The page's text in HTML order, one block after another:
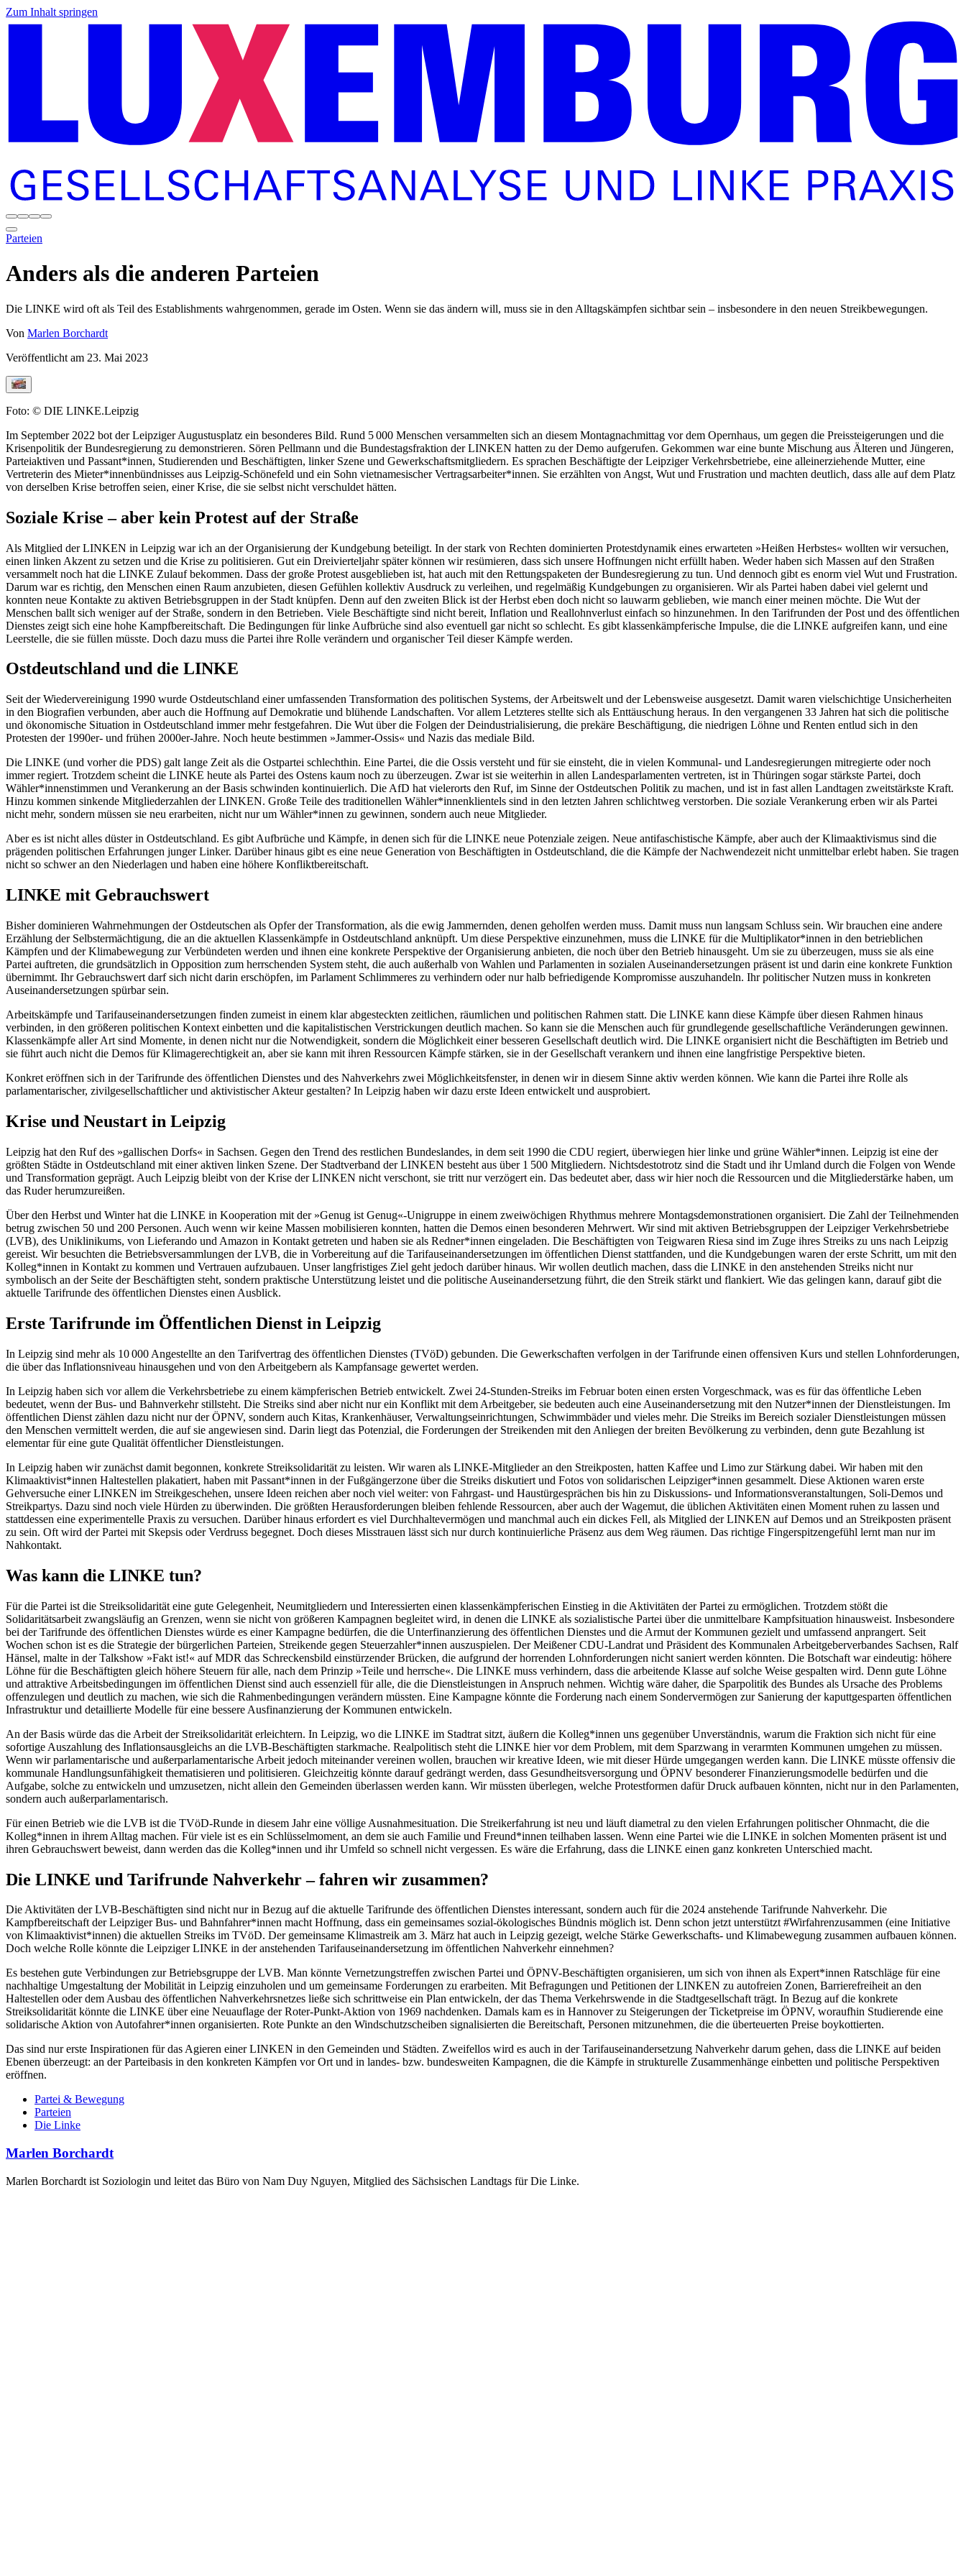
Zum Inhalt springen
Parteien
Anders als die anderen Parteien
Die LINKE wird oft als Teil des Establishments wahrgenommen, gerade im Osten. Wenn sie das ändern will, muss sie in den Alltagskämpfen sichtbar sein – insbesondere in den neuen Streikbewegungen.
Von Marlen Borchardt
Veröffentlicht am 23. Mai 2023
Foto: © DIE LINKE.Leipzig
Im September 2022 bot der Leipziger Augustusplatz ein besonderes Bild. Rund 5 000 Menschen versammelten sich an diesem Montagnachmittag vor dem Opernhaus, um gegen die Preissteigerungen und die
Krisenpolitik der Bundesregierung zu demonstrieren. Sören Pellmann und die Bundestagsfraktion der LINKEN hatten zu der Demo aufgerufen. Gekommen war eine bunte Mischung aus Älteren und Jüngeren,
Parteiaktiven und Passant*innen, Studierenden und Beschäftigten, linker Szene und Gewerkschaftsmitgliedern. Es sprachen Beschäftigte der Leipziger Verkehrsbetriebe, eine alleinerziehende Mutter, eine
Vertreterin des Mieter*innenbündnisses aus Leipzig-Schönefeld und ein Sohn vietnamesischer Vertragsarbeiter*innen. Sie erzählten von Angst, Wut und Frustration und machten deutlich, dass alle auf dem Platz
von derselben Krise betroffen seien, einer Krise, die sie selbst nicht verschuldet hätten.
Soziale Krise – aber kein Protest auf der Straße
Als Mitglied der LINKEN in Leipzig war ich an der Organisierung der Kundgebung beteiligt. In der stark von Rechten dominierten Protestdynamik eines erwarteten »Heißen Herbstes« wollten wir versuchen,
einen linken Akzent zu setzen und die Krise zu politisieren. Gut ein Dreivierteljahr später können wir resümieren, dass sich unsere Hoffnungen nicht erfüllt haben. Weder haben sich Massen auf den Straßen
versammelt noch hat die LINKE Zulauf bekommen. Dass der große Protest ausgeblieben ist, hat auch mit den Rettungspaketen der Bundesregierung zu tun. Und dennoch gibt es enorm viel Wut und Frustration.
Darum war es richtig, den Menschen einen Raum anzubieten, diesen Gefühlen kollektiv Ausdruck zu verleihen, und regelmäßig Kundgebungen zu organisieren. Wir als Partei haben dabei viel gelernt und
konnten neue Kontakte zu aktiven Betriebsgruppen in der Stadt knüpfen. Denn auf den zweiten Blick ist der Herbst eben doch nicht so lauwarm geblieben, wie manch einer meinen möchte. Die Wut der
Menschen ballt sich weniger auf der Straße, sondern in den Betrieben. Viele Beschäftigte sind nicht bereit, Inflation und Reallohnverlust einfach so hinzunehmen. In den Tarifrunden der Post und des öffentlichen
Dienstes zeigt sich eine hohe Kampfbereitschaft. Die Bedingungen für linke Aufbrüche sind also eventuell gar nicht so schlecht. Es gibt klassenkämpferische Impulse, die die LINKE aufgreifen kann, und eine
Leerstelle, die sie füllen müsste. Doch dazu muss die Partei ihre Rolle verändern und organischer Teil dieser Kämpfe werden.
Ostdeutschland und die LINKE
Seit der Wiedervereinigung 1990 wurde Ostdeutschland einer umfassenden Transformation des politischen Systems, der Arbeitswelt und der Lebensweise ausgesetzt. Damit waren vielschichtige Unsicherheiten
in den Biografien verbunden, aber auch die Hoffnung auf Demokratie und blühende Landschaften. Vor allem Letzteres stellte sich als Enttäuschung heraus. In den vergangenen 33 Jahren hat sich die politische
und ökonomische Situation in Ostdeutschland immer mehr festgefahren. Die Wut über die Folgen der Deindustrialisierung, die prekäre Beschäftigung, die niedrigen Löhne und Renten entlud sich in den
Protesten der 1990er- und frühen 2000er-Jahre. Noch heute bestimmen »Jammer-Ossis« und Nazis das mediale Bild.
Die LINKE (und vorher die PDS) galt lange Zeit als die Ostpartei schlechthin. Eine Partei, die die Ossis versteht und für sie einsteht, die in vielen Kommunal- und Landesregierungen mitregierte oder noch
immer regiert. Trotzdem scheint die LINKE heute als Partei des Ostens kaum noch zu überzeugen. Zwar ist sie weiterhin in allen Landesparlamenten vertreten, ist in Thüringen sogar stärkste Partei, doch
Wähler*innenstimmen und Verankerung an der Basis schwinden kontinuierlich. Die AfD hat vielerorts den Ruf, im Sinne der Ostdeutschen Politik zu machen, und ist in fast allen Landtagen zweitstärkste Kraft.
Hinzu kommen sinkende Mitgliederzahlen der LINKEN. Große Teile des traditionellen Wähler*innenklientels sind in den letzten Jahren schlichtweg verstorben. Die soziale Verankerung erben wir als Partei
nicht mehr, sondern müssen sie neu erarbeiten, nicht nur um Wähler*innen zu gewinnen, sondern auch neue Mitglieder.
Aber es ist nicht alles düster in Ostdeutschland. Es gibt Aufbrüche und Kämpfe, in denen sich für die LINKE neue Potenziale zeigen. Neue antifaschistische Kämpfe, aber auch der Klimaaktivismus sind die
prägenden politischen Erfahrungen junger Linker. Darüber hinaus gibt es eine neue Generation von Beschäftigten in Ostdeutschland, die die Kämpfe der Nachwendezeit nicht unmittelbar erlebt haben. Sie tragen
nicht so schwer an den Niederlagen und haben eine höhere Konfliktbereitschaft.
LINKE mit Gebrauchswert
Bisher dominieren Wahrnehmungen der Ostdeutschen als Opfer der Transformation, als die ewig Jammernden, denen geholfen werden muss. Damit muss nun langsam Schluss sein. Wir brauchen eine andere
Erzählung der Selbstermächtigung, die an die aktuellen Klassenkämpfe in Ostdeutschland anknüpft. Um diese Perspektive einzunehmen, muss die LINKE für die Multiplikator*innen in den betrieblichen
Kämpfen und der Klimabewegung zur Verbündeten werden und ihnen eine konkrete Perspektive der Organisierung anbieten, die noch über den Betrieb hinausgeht. Um sie zu überzeugen, muss sie als eine
Partei auftreten, die grundsätzlich in Opposition zum herrschenden System steht, die auch außerhalb von Wahlen und Parlamenten in sozialen Auseinandersetzungen präsent ist und darin eine konkrete Funktion
übernimmt. Ihr Gebrauchswert darf sich nicht darin erschöpfen, im Parlament Schlimmeres zu verhindern oder nur halb befriedigende Kompromisse auszuhandeln. Ihr politischer Nutzen muss in konkreten
Auseinandersetzungen spürbar sein.
Arbeitskämpfe und Tarifauseinandersetzungen finden zumeist in einem klar abgesteckten zeitlichen, räumlichen und politischen Rahmen statt. Die LINKE kann diese Kämpfe über diesen Rahmen hinaus
verbinden, in den größeren politischen Kontext einbetten und die kapitalistischen Verstrickungen deutlich machen. So kann sie die Menschen auch für grundlegende gesellschaftliche Veränderungen gewinnen.
Klassenkämpfe aller Art sind Momente, in denen nicht nur die Notwendigkeit, sondern die Möglichkeit einer besseren Gesellschaft deutlich wird. Die LINKE organisiert nicht die Beschäftigten im Betrieb und
sie führt auch nicht die Demos für Klimagerechtigkeit an, aber sie kann mit ihren Ressourcen Kämpfe stärken, sie in der Gesellschaft verankern und ihnen eine langfristige Perspektive bieten.
Konkret eröffnen sich in der Tarifrunde des öffentlichen Dienstes und des Nahverkehrs zwei Möglichkeitsfenster, in denen wir in diesem Sinne aktiv werden können. Wie kann die Partei ihre Rolle als
parlamentarischer, zivilgesellschaftlicher und aktivistischer Akteur gestalten? In Leipzig haben wir dazu erste Ideen entwickelt und ausprobiert.
Krise und Neustart in Leipzig
Leipzig hat den Ruf des »gallischen Dorfs« in Sachsen. Gegen den Trend des restlichen Bundeslandes, in dem seit 1990 die CDU regiert, überwiegen hier linke und grüne Wähler*innen. Leipzig ist eine der
größten Städte in Ostdeutschland mit einer aktiven linken Szene. Der Stadtverband der LINKEN besteht aus über 1 500 Mitgliedern. Nichtsdestotrotz sind die Stadt und ihr Umland durch die Folgen von Wende
und Transformation geprägt. Auch Leipzig bleibt von der Krise der LINKEN nicht verschont, sie tritt nur verzögert ein. Das bedeutet aber, dass wir hier noch die Ressourcen und die Mitgliederstärke haben, um
das Ruder herumzureißen.
Über den Herbst und Winter hat die LINKE in Kooperation mit der »Genug ist Genug«-Unigruppe in einem zweiwöchigen Rhythmus mehrere Montagsdemonstrationen organisiert. Die Zahl der Teilnehmenden
betrug zwischen 50 und 200 Personen. Auch wenn wir keine Massen mobilisieren konnten, hatten die Demos einen besonderen Mehrwert. Wir sind mit aktiven Betriebsgruppen der Leipziger Verkehrsbetriebe
(LVB), des Uniklinikums, von Lieferando und Amazon in Kontakt getreten und haben sie als Redner*innen eingeladen. Die Beschäftigten von Teigwaren Riesa sind im Zuge ihres Streiks zu uns nach Leipzig
gereist. Wir besuchten die Betriebsversammlungen der LVB, die in Vorbereitung auf die Tarifauseinandersetzungen im öffentlichen Dienst stattfanden, und die Kundgebungen waren der erste Schritt, um mit den
Kolleg*innen in Kontakt zu kommen und Vertrauen aufzubauen. Unser langfristiges Ziel geht jedoch darüber hinaus. Wir wollen deutlich machen, dass die LINKE in den anstehenden Streiks nicht nur
symbolisch an der Seite der Beschäftigten steht, sondern praktische Unterstützung leistet und die politische Auseinandersetzung führt, die den Streik stärkt und flankiert. Wie das gelingen kann, darauf gibt die
aktuelle Tarifrunde des öffentlichen Dienstes einen Ausblick.
Erste Tarifrunde im Öffentlichen Dienst in Leipzig
In Leipzig sind mehr als 10 000 Angestellte an den Tarifvertrag des öffentlichen Dienstes (TVöD) gebunden. Die Gewerkschaften verfolgen in der Tarifrunde einen offensiven Kurs und stellen Lohnforderungen,
die über das Inflationsniveau hinausgehen und von den Arbeitgebern als Kampfansage gewertet werden.
In Leipzig haben sich vor allem die Verkehrsbetriebe zu einem kämpferischen Betrieb entwickelt. Zwei 24-Stunden-Streiks im Februar boten einen ersten Vorgeschmack, was es für das öffentliche Leben
bedeutet, wenn der Bus- und Bahnverkehr stillsteht. Die Streiks sind aber nicht nur ein Konflikt mit dem Arbeitgeber, sie bedeuten auch eine Auseinandersetzung mit den Nutzer*innen der Dienstleistungen. Im
öffentlichen Dienst zählen dazu nicht nur der ÖPNV, sondern auch Kitas, Krankenhäuser, Verwaltungseinrichtungen, Schwimmbäder und vieles mehr. Die Streiks im Bereich sozialer Dienstleistungen müssen
den Menschen vermittelt werden, die auf sie angewiesen sind. Darin liegt das Potenzial, die Forderungen der Streikenden mit den Anliegen der breiten Bevölkerung zu verbinden, denn gute Bezahlung ist
elementar für eine gute Qualität öffentlicher Dienstleistungen.
In Leipzig haben wir zunächst damit begonnen, konkrete Streiksolidarität zu leisten. Wir waren als LINKE-Mitglieder an den Streikposten, hatten Kaffee und Limo zur Stärkung dabei. Wir haben mit den
Klimaaktivist*innen Haltestellen plakatiert, haben mit Passant*innen in der Fußgängerzone über die Streiks diskutiert und Fotos von solidarischen Leipziger*innen gesammelt. Diese Aktionen waren erste
Gehversuche einer LINKEN im Streikgeschehen, unsere Ideen reichen aber noch viel weiter: von Fahrgast- und Haustürgesprächen bis hin zu Diskussions- und Informationsveranstaltungen, Soli-Demos und
Streikpartys. Dazu sind noch viele Hürden zu überwinden. Die größten Herausforderungen bleiben fehlende Ressourcen, aber auch der Wagemut, die üblichen Aktivitäten einen Moment ruhen zu lassen und
stattdessen eine experimentelle Praxis zu versuchen. Darüber hinaus erfordert es viel Durchhaltevermögen und manchmal auch ein dickes Fell, als Mitglied der LINKEN auf Demos und an Streikposten präsent
zu sein. Oft wird der Partei mit Skepsis oder Verdruss begegnet. Doch dieses Misstrauen lässt sich nur durch kontinuierliche Präsenz aus dem Weg räumen. Das richtige Fingerspitzengefühl lernt man nur im
Nahkontakt.
Was kann die LINKE tun?
Für die Partei ist die Streiksolidarität eine gute Gelegenheit, Neumitgliedern und Interessierten einen klassenkämpferischen Einstieg in die Aktivitäten der Partei zu ermöglichen. Trotzdem stößt die
Solidaritätsarbeit zwangsläufig an Grenzen, wenn sie nicht von größeren Kampagnen begleitet wird, in denen die LINKE als sozialistische Partei über die unmittelbare Kampfsituation hinausweist. Insbesondere
bei der Tarifrunde des öffentlichen Dienstes würde es einer Kampagne bedürfen, die die Unterfinanzierung des öffentlichen Dienstes und die Armut der Kommunen gezielt und umfassend anprangert. Seit
Wochen schon ist es die Strategie der bürgerlichen Parteien, Streikende gegen Steuerzahler*innen auszuspielen. Der Meißener CDU-Landrat und Präsident des Kommunalen Arbeitgeberverbandes Sachsen, Ralf
Hänsel, malte in der Talkshow »Fakt ist!« auf MDR das Schreckensbild einstürzender Brücken, die aufgrund der horrenden Lohnforderungen nicht saniert werden könnten. Die Botschaft war eindeutig: höhere
Löhne für die Beschäftigten gleich höhere Steuern für alle, nach dem Prinzip »Teile und herrsche«. Die LINKE muss verhindern, dass die arbeitende Klasse auf solche Weise gespalten wird. Denn gute Löhne
und attraktive Arbeitsbedingungen im öffentlichen Dienst sind auch essenziell für alle, die die Dienstleistungen in Anspruch nehmen. Wichtig wäre daher, die Sparpolitik des Bundes als Ursache des Problems
offenzulegen und deutlich zu machen, wie sich die Rahmenbedingungen verändern müssten. Eine Kampagne könnte die Forderung nach einem Sondervermögen zur Sanierung der kaputtgesparten öffentlichen
Infrastruktur und detaillierte Modelle für eine bessere Ausfinanzierung der Kommunen entwickeln.
An der Basis würde das die Arbeit der Streiksolidarität erleichtern. In Leipzig, wo die LINKE im Stadtrat sitzt, äußern die Kolleg*innen uns gegenüber Unverständnis, warum die Fraktion sich nicht für eine
sofortige Auszahlung des Inflationsausgleichs an die LVB-Beschäftigten starkmache. Realpolitisch steht die LINKE hier vor dem Problem, mit dem Sparzwang in verarmten Kommunen umgehen zu müssen.
Wenn wir parlamentarische und außerparlamentarische Arbeit jedoch miteinander vereinen wollen, brauchen wir kreative Ideen, wie mit dieser Hürde umgegangen werden kann. Die LINKE müsste offensiv die
kommunale Handlungsunfähigkeit thematisieren und politisieren. Gleichzeitig könnte darauf gedrängt werden, dass Gesundheitsversorgung und ÖPNV besonderer Finanzierungsmodelle bedürfen und die
Aufgabe, solche zu entwickeln und umzusetzen, nicht allein den Gemeinden überlassen werden kann. Wir müssten überlegen, welche Protestformen dafür Druck aufbauen könnten, nicht nur in den Parlamenten,
sondern auch außerparlamentarisch.
Für einen Betrieb wie die LVB ist die TVöD-Runde in diesem Jahr eine völlige Ausnahmesituation. Die Streikerfahrung ist neu und läuft diametral zu den vielen Erfahrungen politischer Ohnmacht, die die
Kolleg*innen in ihrem Alltag machen. Für viele ist es ein Schlüsselmoment, an dem sie auch Familie und Freund*innen teilhaben lassen. Wenn eine Partei wie die LINKE in solchen Momenten präsent ist und
ihren Gebrauchswert beweist, dann werden das die Kolleg*innen und ihr Umfeld so schnell nicht vergessen. Es wäre die Erfahrung, dass die LINKE einen ganz konkreten Unterschied macht.
Die LINKE und Tarifrunde Nahverkehr – fahren wir zusammen?
Die Aktivitäten der LVB-Beschäftigten sind nicht nur in Bezug auf die aktuelle Tarifrunde des öffentlichen Dienstes interessant, sondern auch für die 2024 anstehende Tarifrunde Nahverkehr. Die
Kampfbereitschaft der Leipziger Bus- und Bahnfahrer*innen macht Hoffnung, dass ein gemeinsames sozial-ökologisches Bündnis möglich ist. Denn schon jetzt unterstützt #Wirfahrenzusammen (eine Initiative
von Klimaaktivist*innen) die aktuellen Streiks im TVöD. Der gemeinsame Klimastreik am 3. März hat auch in Leipzig gezeigt, welche Stärke Gewerkschafts- und Klimabewegung zusammen aufbauen können.
Doch welche Rolle könnte die Leipziger LINKE in der anstehenden Tarifauseinandersetzung im öffentlichen Nahverkehr einnehmen?
Es bestehen gute Verbindungen zur Betriebsgruppe der LVB. Man könnte Vernetzungstreffen zwischen Partei und ÖPNV-Beschäftigten organisieren, um sich von ihnen als Expert*innen Ratschläge für eine
nachhaltige Umgestaltung der Mobilität in Leipzig einzuholen und um gemeinsame Forderungen zu erarbeiten. Mit Befragungen und Petitionen der LINKEN zu autofreien Zonen, Barrierefreiheit an den
Haltestellen oder dem Ausbau des öffentlichen Nahverkehrsnetzes ließe sich schrittweise ein Plan entwickeln, der das Thema Verkehrswende in die Stadtgesellschaft trägt. In Bezug auf die konkrete
Streiksolidarität könnte die LINKE über eine Neuauflage der Roter-Punkt-Aktion von 1969 nachdenken. Damals kam es in Hannover zu Steigerungen der Ticketpreise im ÖPNV, woraufhin Studierende eine
solidarische Aktion von Autofahrer*innen organisierten. Rote Punkte an den Windschutzscheiben signalisierten die Bereitschaft, Personen mitzunehmen, die die überteuerten Preise boykottierten.
Das sind nur erste Inspirationen für das Agieren einer LINKEN in den Gemeinden und Städten. Zweifellos wird es auch in der Tarifauseinandersetzung Nahverkehr darum gehen, dass die LINKE auf beiden
Ebenen überzeugt: an der Parteibasis in den konkreten Kämpfen vor Ort und in landes- bzw. bundesweiten Kampagnen, die die Kämpfe in strukturelle Zusammenhänge einbetten und politische Perspektiven
eröffnen.
Partei & Bewegung
Parteien
Die Linke
Marlen Borchardt
Marlen Borchardt ist Soziologin und leitet das Büro von Nam Duy Nguyen, Mitglied des Sächsischen Landtags für Die Linke.